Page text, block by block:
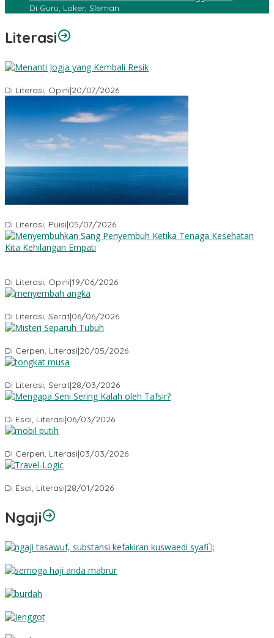
Di Guru, Loker, Sleman
Literasi
Di Literasi, Opini|20/07/2026
Di Literasi, Puisi|05/07/2026
Di Literasi, Opini|19/06/2026
Di Literasi, Serat|06/06/2026
Di Cerpen, Literasi|20/05/2026
Di Literasi, Serat|28/03/2026
Di Esai, Literasi|06/03/2026
Di Cerpen, Literasi|03/03/2026
Di Esai, Literasi|28/01/2026
Ngaji